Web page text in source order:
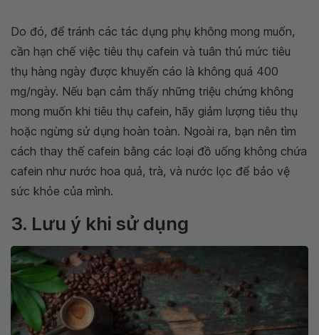
Do đó, để tránh các tác dụng phụ không mong muốn,
cần hạn chế việc tiêu thụ cafein và tuân thủ mức tiêu
thụ hàng ngày được khuyến cáo là không quá 400
mg/ngày. Nếu bạn cảm thấy những triệu chứng không
mong muốn khi tiêu thụ cafein, hãy giảm lượng tiêu thụ
hoặc ngừng sử dụng hoàn toàn. Ngoài ra, bạn nên tìm
cách thay thế cafein bằng các loại đồ uống không chứa
cafein như nước hoa quả, trà, và nước lọc để bảo vệ
sức khỏe của mình.
3. Lưu ý khi sử dụng